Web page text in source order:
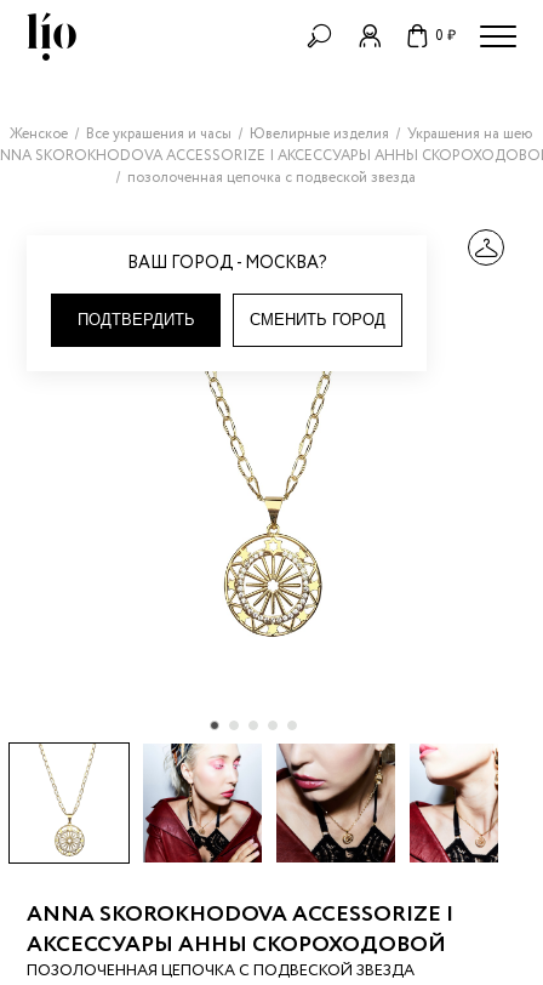
0 ₽
ВАШ ГОРОД - МОСКВА?
ПОДТВЕРДИТЬ СМЕНИТЬ ГОРОД
Женское Все украшения и часы Ювелирные изделия
Украшения на шею
SKOROKHODOVA ACCESSORIZE | АКСЕССУАРЫ АННЫ
позолоченная цепочка с подвеской звезда
ANNA SKOROKHODOVA ACCESSORIZE |
АКСЕССУАРЫ АННЫ СКОРОХОДОВОЙ
ПОЗОЛОЧЕННАЯ ЦЕПОЧКА С ПОДВЕСКОЙ ЗВЕЗДА